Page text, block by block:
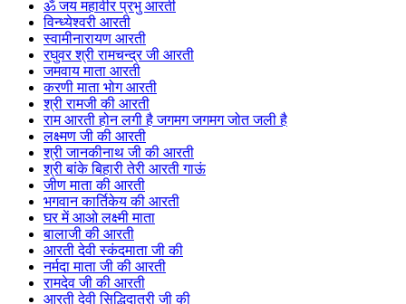
ॐ जय महावीर प्रभु आरती
विन्ध्येश्वरी आरती
स्वामीनारायण आरती
रघुवर श्री रामचन्द्र जी आरती
जमवाय माता आरती
करणी माता भोग आरती
श्री रामजी की आरती
राम आरती होन लगी है जगमग जगमग जोत जली है
लक्ष्मण जी की आरती
श्री जानकीनाथ जी की आरती
श्री बांके बिहारी तेरी आरती गाऊं
जीण माता की आरती
भगवान कार्तिकेय की आरती
घर में आओ लक्ष्मी माता
बालाजी की आरती
आरती देवी स्कंदमाता जी की
नर्मदा माता जी की आरती
रामदेव जी की आरती
आरती देवी सिद्धिदात्री जी की